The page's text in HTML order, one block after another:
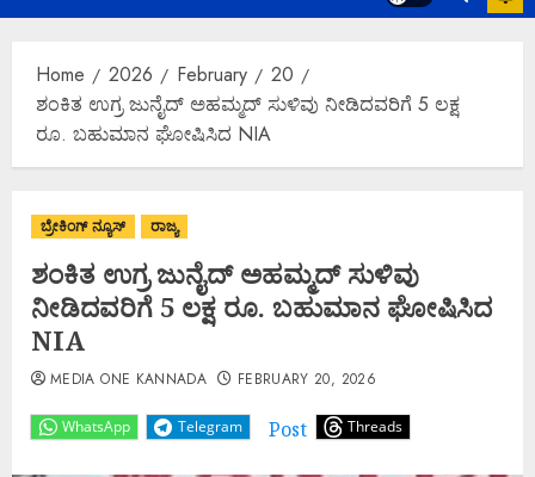
Home 2026 February
20
ಶಂಕಿತ ಉಗ್ರ ಜುನೈದ್ ಅಹಮ್ಮದ್ ಸುಳಿವು ನೀಡಿದವರಿಗೆ 5 ಲಕ್ಷ
ರೂ. ಬಹುಮಾನ ಘೋಷಿಸಿದ NIA
ಬ್ರೇಕಿಂಗ್ ನ್ಯೂಸ್ ರಾಜ್ಯ
ಶಂಕಿತ ಉಗ್ರ ಜುನೈದ್ ಅಹಮ್ಮದ್ ಸುಳಿವು
ನೀಡಿದವರಿಗೆ 5 ಲಕ್ಷ ರೂ. ಬಹುಮಾನ ಘೋಷಿಸಿದ
NIA
WhatsApp Telegram Post Threads
MEDIA ONE KANNADA FEBRUARY 20, 2026